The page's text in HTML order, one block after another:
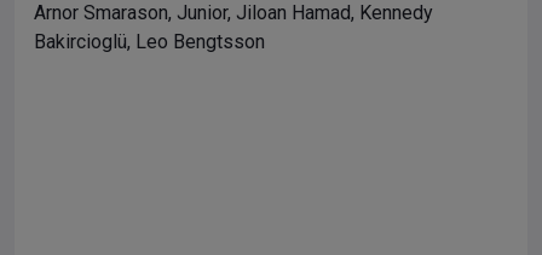
Arnor Smarason, Junior, Jiloan Hamad, Kennedy
Bakircioglü, Leo Bengtsson